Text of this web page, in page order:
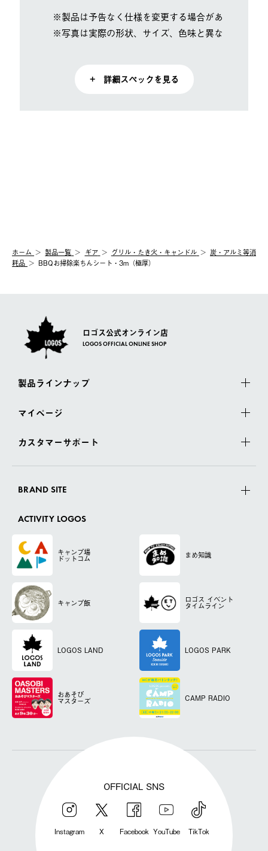
※製品は予告なく仕様を変更する場合があります。
※写真は実際の形状、サイズ、色味と異なる場合が
+ 詳細スペックを見る
ホーム 製品⼀覧 ギア グリル・たき火・キャンドル
炭・アルミ等消
耗品
BBQお掃除楽ちんシート・3m（極厚）
ロゴス公式オンライン店
LOGOS OFFICIAL ONLINE SHOP
製品ラインナップ
マイページ
カスタマーサポート
BRAND SITE
ACTIVITY LOGOS
キャンプ場
ドットコム まめ知識
キャンプ飯 ロゴス イベント
タイムライン
LOGOS LAND LOGOS PARK
おあそび
マスターズ CAMP RADIO
OFFICIAL SNS
Instagram X Facebook YouTube TikTok